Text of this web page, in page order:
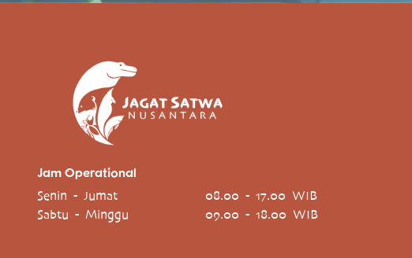
Jam Operational
Senin - Jumat
08.00 - 17.00 WIB
Sabtu - Minggu
09.00 - 18.00 WIB